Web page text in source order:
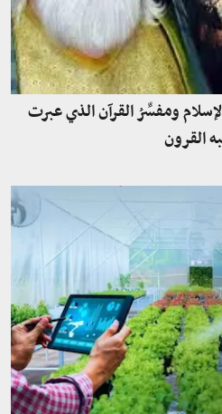
ومفسِّرُ القرآن الذي عبرت
القرون